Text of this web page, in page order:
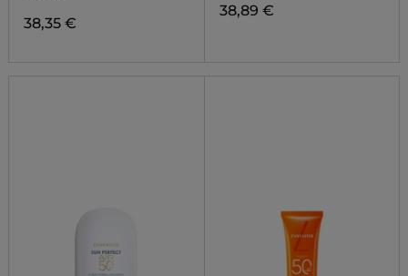
38,35 €
38,89 €